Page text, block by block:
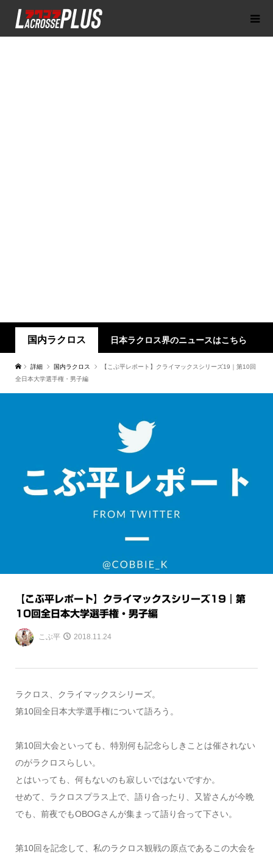
国内ラクロス 日本ラクロス界のニュースはこちら
詳細 国内ラクロス
【こぶ平レポート】クライマックスシリーズ19｜第10回
全日本大学選手権・男子編
【こぶ平レポート】クライマックスシリーズ19｜第
10回全日本大学選手権・男子編
こぶ平 2018.11.24
ラクロス、クライマックスシリーズ。
第10回全日本大学選手権について語ろう。
第10回大会といっても、特別何も記念らしきことは催されない
のがラクロスらしい。
とはいっても、何もないのも寂しいではないですか。
せめて、ラクロスプラス上で、語り合ったり、又皆さんが今晩
でも、前夜でもOBOGさんが集まって語り合って下さい。
第10回を記念して、私のラクロス観戦の原点であるこの大会を